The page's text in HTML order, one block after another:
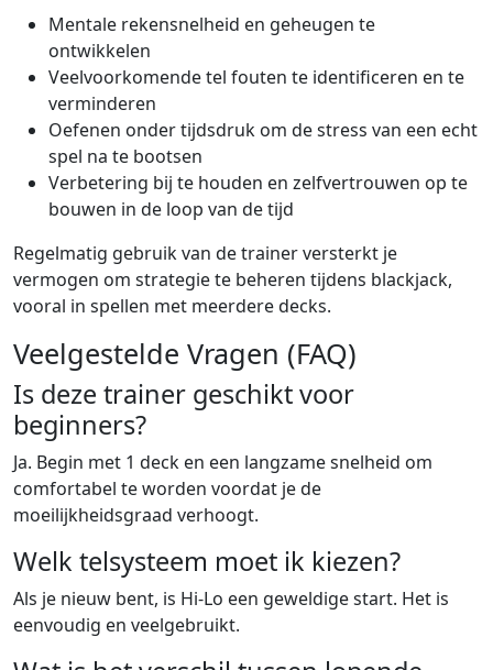
Mentale rekensnelheid en geheugen te
ontwikkelen
Veelvoorkomende tel fouten te identificeren en te
verminderen
Oefenen onder tijdsdruk om de stress van een echt
spel na te bootsen
Verbetering bij te houden en zelfvertrouwen op te
bouwen in de loop van de tijd
Regelmatig gebruik van de trainer versterkt je
vermogen om strategie te beheren tijdens blackjack,
vooral in spellen met meerdere decks.
Veelgestelde Vragen (FAQ)
Is deze trainer geschikt voor
beginners?
Ja. Begin met 1 deck en een langzame snelheid om
comfortabel te worden voordat je de
moeilijkheidsgraad verhoogt.
Welk telsysteem moet ik kiezen?
Als je nieuw bent, is Hi-Lo een geweldige start. Het is
eenvoudig en veelgebruikt.